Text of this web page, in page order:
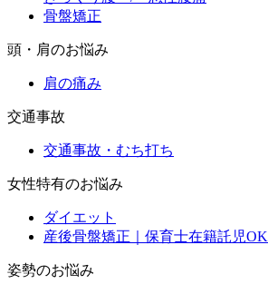
骨盤矯正
頭・肩のお悩み
肩の痛み
交通事故
交通事故・むち打ち
女性特有のお悩み
ダイエット
産後骨盤矯正｜保育士在籍託児OK
姿勢のお悩み